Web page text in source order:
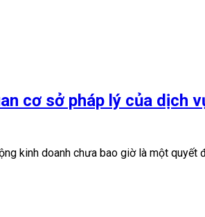
cơ sở pháp lý của dịch
kinh doanh chưa bao giờ là một quyết